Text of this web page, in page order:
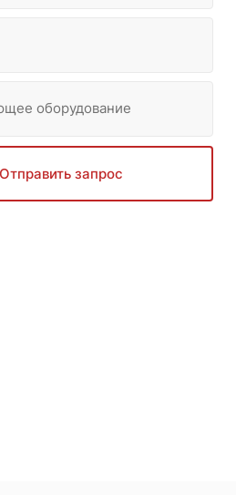
оборудование
Отправить запрос